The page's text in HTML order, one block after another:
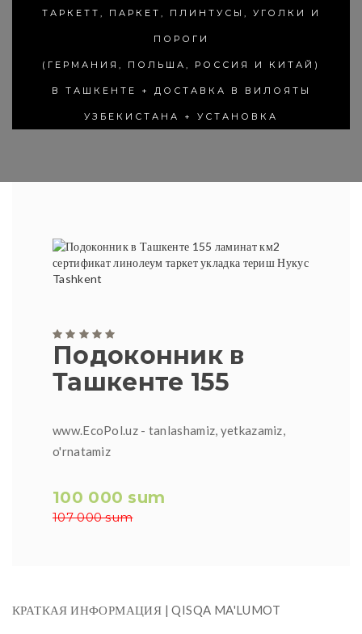
ТАРКЕТТ, ПАРКЕТ, ПЛИНТУСЫ, УГОЛКИ И
ПОРОГИ
(ГЕРМАНИЯ, ПОЛЬША, РОССИЯ И КИТАЙ)
В ТАШКЕНТЕ + ДОСТАВКА В ВИЛОЯТЫ
УЗБЕКИСТАНА + УСТАНОВКА
Подоконник в
Ташкенте 155
www.EcoPol.uz - tanlashamiz, yetkazamiz,
o'rnatamiz
100 000 sum
107 000 sum
КРАТКАЯ ИНФОРМАЦИЯ | QISQA MA'LUMOT